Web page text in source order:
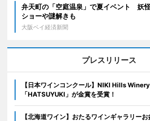
弁天町の「空庭温泉」で夏イベント 妖
ショーや謎解きも
大阪ベイ経済新聞
プレスリリース
【日本ワインコンクール】NIKI Hills
「HATSUYUKI」が金賞を受賞！
【北海道ワイン】おたるワインギャラリー